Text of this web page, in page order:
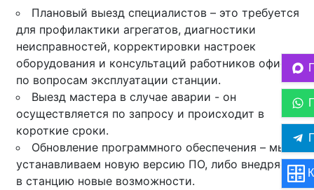
Плановый выезд специалистов – это требуется
для профилактики агрегатов, диагностики
неисправностей, корректировки настроек
оборудования и консультаций работников офиса
по вопросам эксплуатации станции.
Выезд мастера в случае аварии - он
осуществляется по запросу и происходит в
короткие сроки.
Обновление программного обеспечения – мы
устанавливаем новую версию ПО, либо внедряем
в станцию новые возможности.